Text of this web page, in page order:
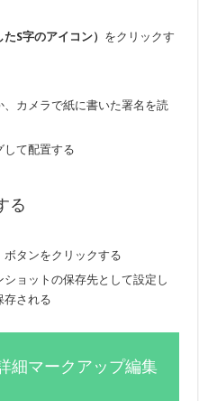
S字のアイコン） をクリックす
、カメラで紙に書いた署名を読
して配置する
る
ボタンをクリックする
ョットの保存先として設定し
存される
細マークアップ編集